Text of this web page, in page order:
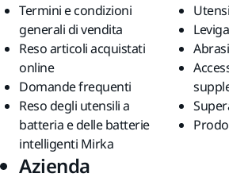
Termini e condizioni
generali di vendita
Reso articoli acquistati
online
Domande frequenti
Reso degli utensili a
batteria e delle batterie
intelligenti Mirka
Azienda